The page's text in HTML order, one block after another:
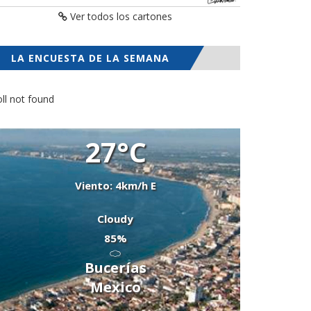
Ver todos los cartones
LA ENCUESTA DE LA SEMANA
not found
27°C
Viento: 4km/h E
Cloudy
85%
Bucerías
Mexico